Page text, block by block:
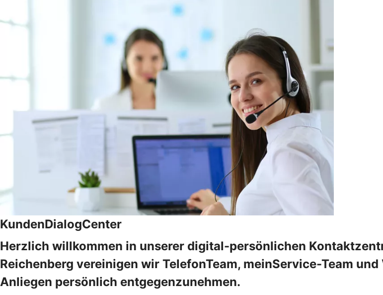
KundenDialogCenter
Herzlich willkommen in unserer digital-persönlichen
Reichenberg vereinigen wir TelefonTeam, meinService-Team
Anliegen persönlich entgegenzunehmen.